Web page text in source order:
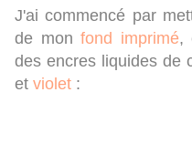
J'ai commencé par
de monfond imprimé,
des encres liquides de
et violet :